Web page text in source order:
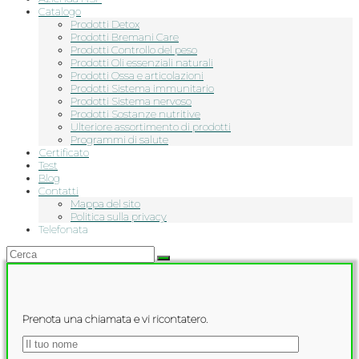
Catalogo
Prodotti Detox
Prodotti Bremani Care
Prodotti Controllo del peso
Prodotti Oli essenziali naturali
Prodotti Ossa e articolazioni
Prodotti Sistema immunitario
Prodotti Sistema nervoso
Prodotti Sostanze nutritive
Ulteriore assortimento di prodotti
Programmi di salute
Сertificato
Test
Blog
Contatti
Mappa del sito
Politica sulla privacy
Telefonata
Prenota una chiamata e vi ricontatero.